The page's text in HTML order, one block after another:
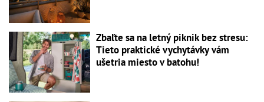
Zbaľte sa na letný piknik bez stresu:
Tieto praktické vychytávky vám
ušetria miesto v batohu!